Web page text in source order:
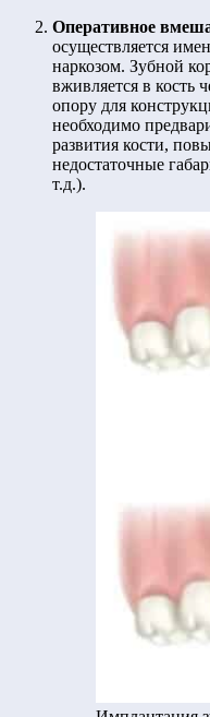
Оперативное
осуществляется
наркозом. Зубной
вживляется в кость
опору для
необходимо
развития кости,
недостаточные
т.д.).